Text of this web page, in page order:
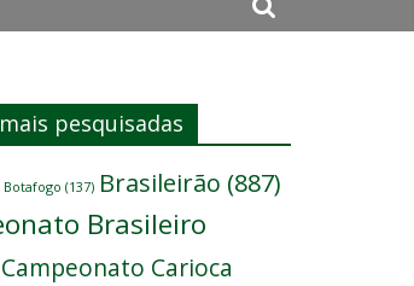
pesquisadas
Botafogo (137) Brasileirão (887)
Brasileiro
Campeonato Carioca